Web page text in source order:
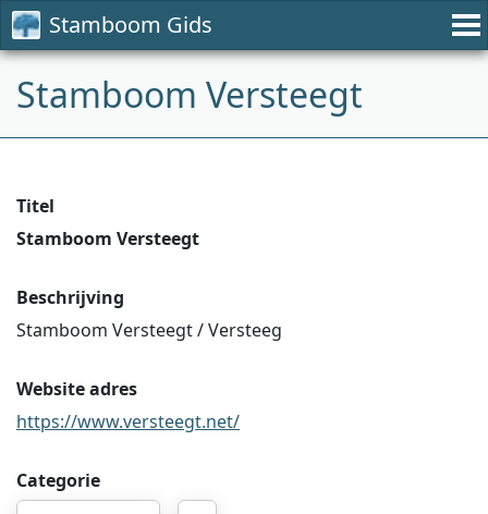
Stamboom Gids
Stamboom Versteegt
Titel
Stamboom Versteegt
Beschrijving
Stamboom Versteegt / Versteeg
Website adres
https://www.versteegt.net/
Categorie